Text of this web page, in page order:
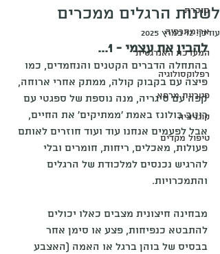
סוכרת
ארומתרפיה
המערכת האנרגטית
רפלוקסולוגיה
פטריות מרפא
קוגניציה
טיפול מקדים
לשנות הרגלים ממכרים
עודכן:12 במרץ 2025
להבין את עצמי - 1...
בהתחלה הדברים הקטנים והנחמדים, כמו
פיצה עם בקבוק קולה, ממתק אחרי ארוחה,
קפה עם סיגריה, מנה נוספת של ספגטי עם
רוטב בולונז באמת 'ממתיקים' את החיים,
אבל לפעמים אנחנו עוד ועוד חוזרים לאותם
פעולות, מאכלים, ריחות, חומרים ובלי
להרגיש נכנסים למלכודת של הרגלים
והתמכרויות.
מבחינה חיצונית מצבים כאלו יכולים
להתבטא כנפיחות, פצע או סימן אחר
בבסיס של בוהן ברגל או האמה (האצבע